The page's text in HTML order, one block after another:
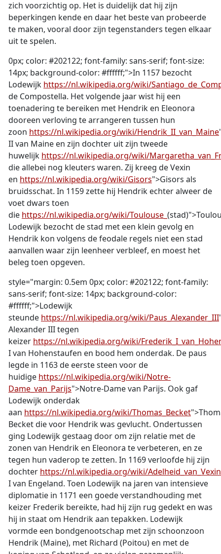
zich voorzichtig op. Het is duidelijk dat hij zijn
beperkingen kende en daar het beste van probeerde
te maken, vooral door zijn tegenstanders tegen elkaar
uit te spelen.
0px; color: #202122; font-family: sans-serif; font-size:
14px; background-color: #ffffff;">In 1157 bezocht
Lodewijk https://nl.wikipedia.org/wiki/
de Compostella. Het volgende jaar wist hij een
toenadering te bereiken met Hendrik en Eleonora
dooreen verloving te arrangeren tussen hun
zoon https://nl.wikipedia.org/wiki/Hendrik_II_van_Maine
II van Maine en zijn dochter uit zijn tweede
huwelijk https://nl.wikipedia.org/wiki/
die allebei nog kleuters waren. Zij kreeg de Vexin
en https://nl.wikipedia.org/wiki/Gisors">Gisors als
bruidsschat. In 1159 zette hij Hendrik echter alweer de
voet dwars toen
die https://nl.wikipedia.org/wiki/Toulouse_
Lodewijk bezocht de stad met een klein gevolg en
Hendrik kon volgens de feodale regels niet een stad
aanvallen waar zijn leenheer verbleef, en moest het
beleg toen opgeven.
style="margin: 0.5em 0px; color: #202122; font-family:
sans-serif; font-size: 14px; background-color:
#ffffff;">Lodewijk
steunde https://nl.wikipedia.org/wiki/Paus_Alexander_III
Alexander III tegen
keizer https://nl.wikipedia.org/wiki/
I van Hohenstaufen en bood hem onderdak. De paus
legde in 1163 de eerste steen voor de
huidige https://nl.wikipedia.org/wiki/Notre-
Dame_van_Parijs">Notre-Dame van Parijs. Ook gaf
Lodewijk onderdak
aan https://nl.wikipedia.org/wiki/Thomas_Becket
Becket die voor Hendrik was gevlucht. Ondertussen
ging Lodewijk gestaag door om zijn relatie met de
zonen van Hendrik en Eleonora te verbeteren, en ze
tegen hun vaderop te zetten. In 1169 verloofde hij zijn
dochter https://nl.wikipedia.org/wiki/Adelheid_van_Vexin
I van Engeland. Toen Lodewijk na jaren van intensieve
diplomatie in 1171 een goede verstandhouding met
keizer Frederik bereikte, had hij zijn rug gedekt en was
hij in staat om Hendrik aan tepakken. Lodewijk
vormde een bondgenootschap met zijn schoonzoon
Hendrik (Maine), met Richard (Poitou) en met de